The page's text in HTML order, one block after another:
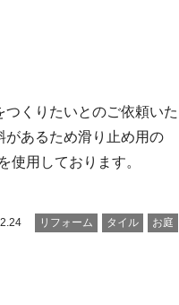
くりたいとのご依頼いた
があるため滑り止め用の
使用しております。
リフォーム タイル お庭